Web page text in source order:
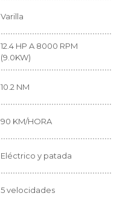
Varilla
12.4 HP A 8000 RPM
(9.0KW)
10.2 NM
90 KM/HORA
Eléctrico y patada
5 velocidades